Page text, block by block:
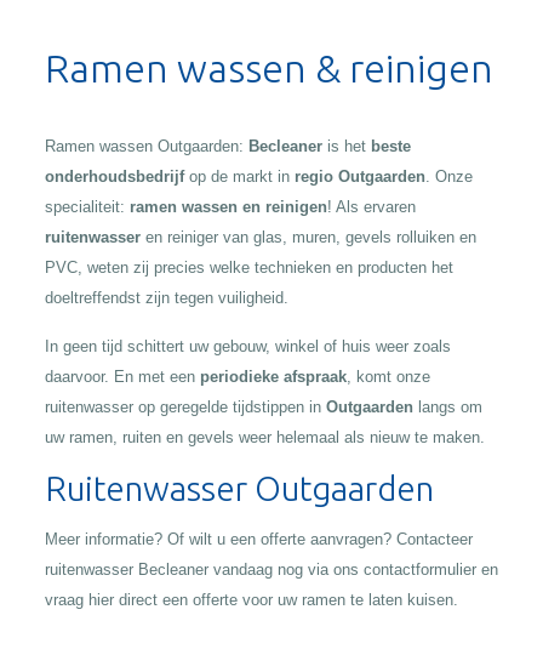
Ramen wassen & reinigen
Ramen wassen Outgaarden: Becleaneris het beste
onderhoudsbedrijfop de markt in regio Outgaarden. Onze
specialiteit: ramen wassen en reinigen! Als ervaren
ruitenwasseren reiniger van glas, muren, gevels rolluiken en
PVC, weten zij precies welke technieken en producten het
doeltreffendst zijn tegen vuiligheid.
In geen tijd schittert uw gebouw, winkel of huis weer zoals
daarvoor. En met een periodieke afspraak, komt onze
ruitenwasser op geregelde tijdstippen in Outgaarden langs om
uw ramen, ruiten en gevels weer helemaal als nieuw te maken.
Ruitenwasser Outgaarden
Meer informatie? Of wilt u een offerte aanvragen? Contacteer
ruitenwasser Becleaner vandaag nog via ons contactformulier en
vraag hier direct een offerte voor uw ramen te laten kuisen.